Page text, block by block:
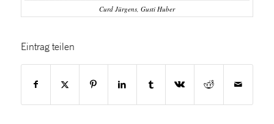
Curd Jürgens, Gusti Huber
Eintrag teilen